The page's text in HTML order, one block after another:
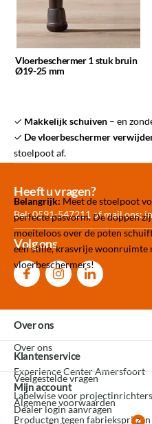
✓Effectieve bescherming–
✓Makkelijk te bevestigen–
ze eenvoudig om de stoelpoten
–
✓ Makkelijk schuiven – en
✓ De vloerbeschermer
stoelpoot af.
Belangrijk: Meet de stoelpoot
perfecte pasvorm. De doppen
moeiteloos over de poten
een stille, krasvrije woonruimte
vloerbeschermers!
Vloerbeschermer 1 stuk bruin
Ø19-25 mm
Meer dan 30.000
producten op voorraad
Heeft u vragen?
Bel: 0591-547211 of mail ons:
Volg ons
Over ons
Over ons
Experience Center Amersfoort
Labelwise voor projectinrichters
Producten tegen fabrieksprijzen
Klantenservice
Veelgestelde vragen
Algemene voorwaarden
Mijn account
Dealer login aanvragen